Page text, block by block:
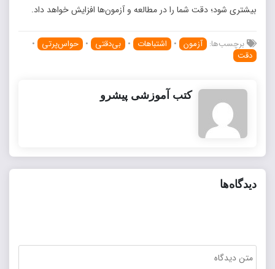
بیشتری شود؛ دقت شما را در مطالعه و آزمون‌ها افزایش خواهد داد.
برچسب‌ها: آزمون • اشتباهات • بی‌دقتی • حواس‌پرتی
•
دقت
کتب آموزشی پیشرو
دیدگاه‌ها